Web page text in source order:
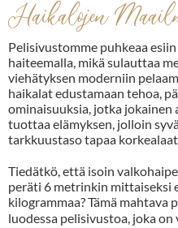
Haikalojen
Pelisivustomme puhkeaa
haiteemalla, mikä sulauttaa
viehätyksen moderniin
haikalat edustamaan tehoa,
ominaisuuksia, jotka jokainen
tuottaa elämyksen, jolloin
tarkkuustaso tapaa
Tiedätkö, että isoin
peräti 6 metrinkin mittaiseksi
kilogrammaa? Tämä
luodessa pelisivustoa, joka